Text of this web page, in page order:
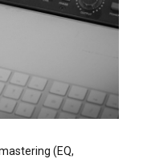
(EQ,